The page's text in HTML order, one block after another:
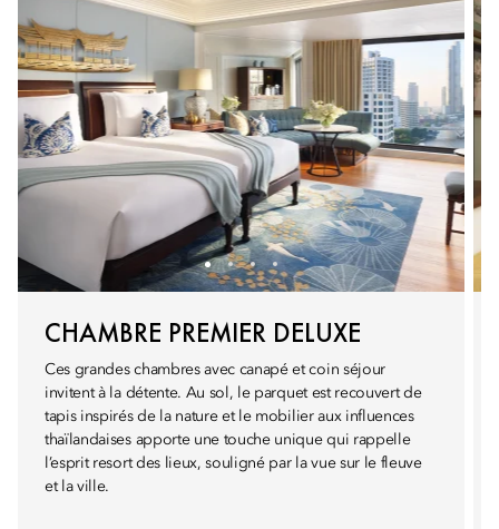
CHAMBRE PREMIER DELUXE
Ces grandes chambres avec canapé et coin séjour
invitent à la détente. Au sol, le parquet est recouvert de
tapis inspirés de la nature et le mobilier aux influences
thaïlandaises apporte une touche unique qui rappelle
l’esprit resort des lieux, souligné par la vue sur le fleuve
et la ville.